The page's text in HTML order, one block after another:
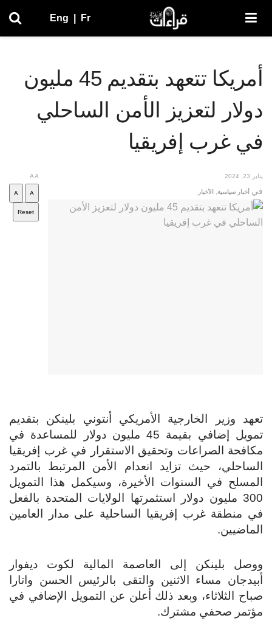
Eng Fr
أمريكا تتعهد بتقديم 45 مليون
دولار لتعزيز الأمن الساحلي
في غرب إفريقيا
يناير 23, 2024
في أخبار سياسية الأخبار
AA
A
A
Reset
تعهد وزير الخارجية الأمريكي أنتوني بلينكن بتقديم
تمويل إضافي بقيمة 45 مليون دولار للمساعدة في
مكافحة الصراعات وتحقيق الاستقرار في غرب إفريقيا
الساحلي، حيث تزايد انعدام الأمن المرتبط بالتمرد
المسلح في السنوات الأخيرة، وسيكمل هذا التمويل
300 مليون دولار استثمرتها الولايات المتحدة بالفعل
في منطقة غرب إفريقيا الساحلية على مدار العامين
الماضيين.
ووصل بلينكن إلى العاصمة المالية لكوت ديفوار
أبيدجان مساء الاثنين والتقى بالرئيس الحسن واتارا
صباح الثلاثاء، وبعد ذلك أعلن عن التمويل الإضافي في
مؤتمر صحفي مشترك.